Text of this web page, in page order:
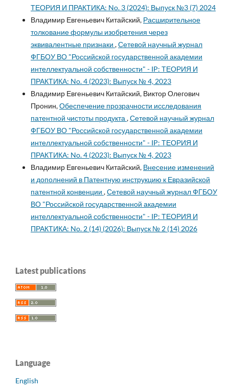
ТЕОРИЯ И ПРАКТИКА: No. 3 (2024): Выпуск №3 (7) 2024
Владимир Евгеньевич Китайский, Расширительное
толкование формулы изобретения через
эквивалентные признаки ,Сетевой научный журнал
ФГБОУ ВО "Российской государственной академии
интеллектуальной собственности" - IP: ТЕОРИЯ И
ПРАКТИКА: No. 4 (2023): Выпуск № 4, 2023
Владимир Евгеньевич Китайский, Виктор Олегович
Пронин,Обеспечение прозрачности исследования
патентной чистоты продукта ,Сетевой научный журнал
ФГБОУ ВО "Российской государственной академии
интеллектуальной собственности" - IP: ТЕОРИЯ И
ПРАКТИКА: No. 4 (2023): Выпуск № 4, 2023
Владимир Евгеньевич Китайский, Внесение изменений
и дополнений в Патентную инструкцию к Евразийской
патентной конвенции ,Сетевой научный журнал ФГБОУ
ВО "Российской государственной академии
интеллектуальной собственности" - IP: ТЕОРИЯ И
ПРАКТИКА: No. 2 (14) (2026): Выпуск № 2 (14) 2026
Latest publications
Language
English